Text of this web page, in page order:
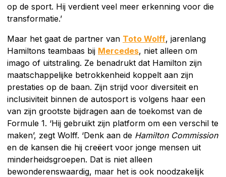
op de sport. Hij verdient veel meer erkenning voor die
transformatie.’
Maar het gaat de partner van Toto Wolff, jarenlang
Hamiltons teambaas bij Mercedes, niet alleen om
imago of uitstraling. Ze benadrukt dat Hamilton zijn
maatschappelijke betrokkenheid koppelt aan zijn
prestaties op de baan. Zijn strijd voor diversiteit en
inclusiviteit binnen de autosport is volgens haar een
van zijn grootste bijdragen aan de toekomst van de
Formule 1. ‘Hij gebruikt zijn platform om een verschil te
maken’, zegt Wolff. ‘Denk aan de Hamilton Commission
en de kansen die hij creëert voor jonge mensen uit
minderheidsgroepen. Dat is niet alleen
bewonderenswaardig, maar het is ook noodzakelijk